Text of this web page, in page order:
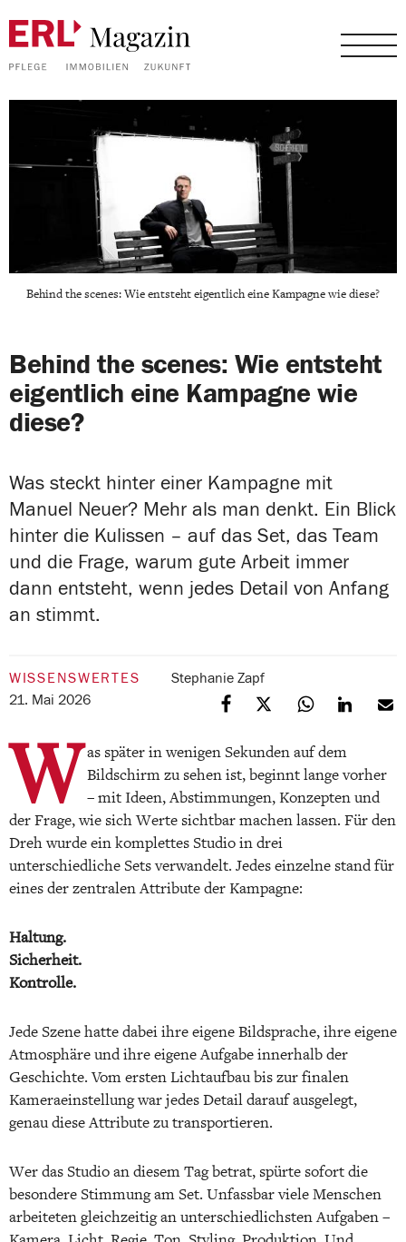
Behind the scenes: Wie entsteht eigentlich eine Kampagne wie diese?
Behind the scenes: Wie entsteht
eigentlich eine Kampagne wie
diese?
Was steckt hinter einer Kampagne mit
Manuel Neuer? Mehr als man denkt. Ein Blick
hinter die Kulissen – auf das Set, das Team
und die Frage, warum gute Arbeit immer
dann entsteht, wenn jedes Detail von Anfang
an stimmt.
WISSENSWERTES
Stephanie Zapf
21. Mai 2026
W as später in wenigen Sekunden auf dem
Bildschirm zu sehen ist, beginnt lange vorher
– mit Ideen, Abstimmungen, Konzepten und
der Frage, wie sich Werte sichtbar machen lassen. Für den
Dreh wurde ein komplettes Studio in drei
unterschiedliche Sets verwandelt. Jedes einzelne stand für
eines der zentralen Attribute der Kampagne:
Haltung.
Sicherheit.
Kontrolle.
Jede Szene hatte dabei ihre eigene Bildsprache, ihre eigene
Atmosphäre und ihre eigene Aufgabe innerhalb der
Geschichte. Vom ersten Lichtaufbau bis zur finalen
Kameraeinstellung war jedes Detail darauf ausgelegt,
genau diese Attribute zu transportieren.
Wer das Studio an diesem Tag betrat, spürte sofort die
besondere Stimmung am Set. Unfassbar viele Menschen
arbeiteten gleichzeitig an unterschiedlichsten Aufgaben –